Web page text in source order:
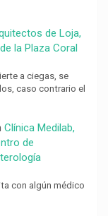
de Loja,
la Plaza Coral
a ciegas, se
caso contrario el
Clínica Medilab,
de
con algún médico